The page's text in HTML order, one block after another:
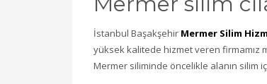
İstanbul Başakşehir Mermer Silim
yüksek kalitede hizmet veren firmamız
Mermer siliminde öncelikle alanın silim